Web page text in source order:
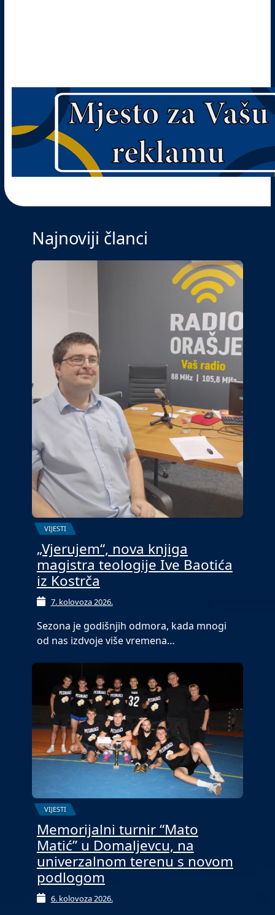
Najnoviji članci
VIJESTI
„Vjerujem“, nova knjiga
magistra teologije Ive Baotića
iz Kostrča
7. kolovoza 2026.
Sezona je godišnjih odmora, kada mnogi
od nas izdvoje više vremena…
VIJESTI
Memorijalni turnir “Mato
Matić” u Domaljevcu, na
univerzalnom terenu s novom
podlogom
6. kolovoza 2026.